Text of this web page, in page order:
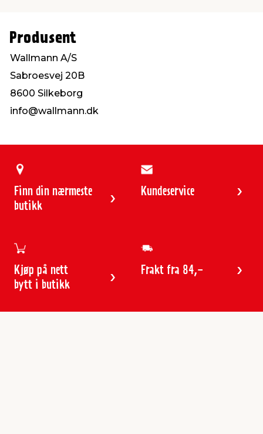
Produsent
Wallmann A/S
Sabroesvej 20B
8600 Silkeborg
info@wallmann.dk
Finn din nærmeste
butikk
Kundeservice
Kjøp på nett
bytt i butikk
Frakt fra 84,-